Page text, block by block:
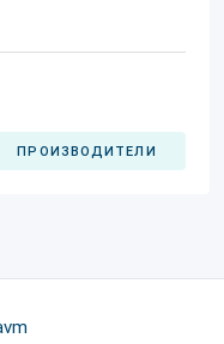
ПРОИЗВОДИТЕЛИ